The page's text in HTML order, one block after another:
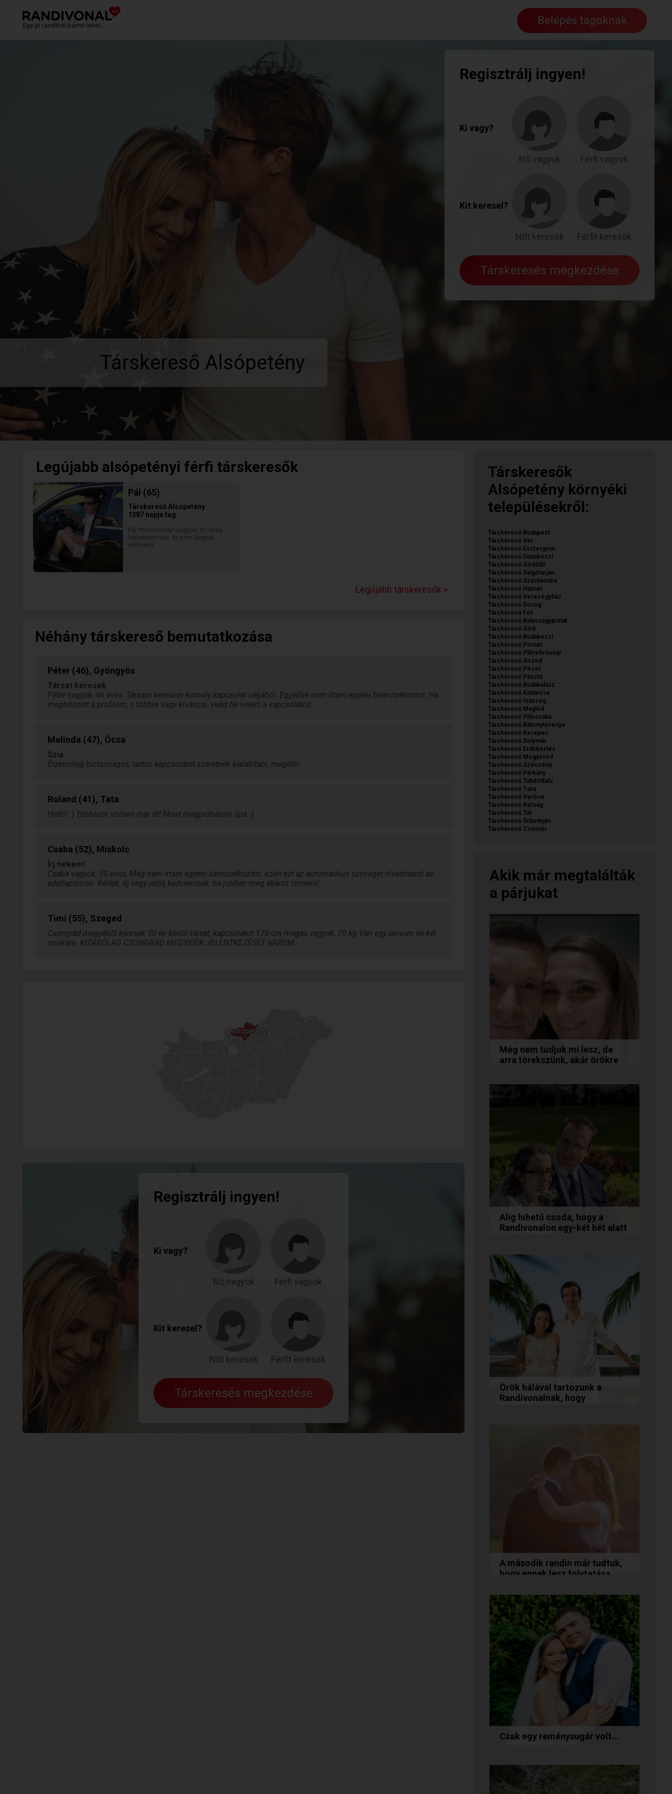
Egy jó randiból bármi lehet. Belépés tagoknak
Társkereső Alsópetény
Regisztrálj ingyen!
Ki vagy?
Nő vagyok Férfi vagyok
Kit keresel?
Nőt keresek Férfit keresek
Társkeresés megkezdése
Legújabb alsópetényi férfi társkeresők
Pál (65)
Társkereső Alsópetény
1387 napja tag
Pál *moderálva* vagyok, 61 éves,
lakhelyem Vác. Itt nem vagyok
előfizető!
Legújabb társkeresők >
Néhány társkereső bemutatkozása
Péter (46), Gyöngyös
Társat keresek
Péter vagyok, 46 éves. Társam keresem komoly kapcsolat céljából. Egyelőre nem írtam egyéni bemutatkozást. Ha
megtetszett a profilom, s többre vagy kíváncsi, vedd fel velem a kapcsolatot!
Melinda (47), Ócsa
Szia.
Érzelmileg biztonsàgos, tartós kapcsolatot szeretnék kialakítani, megélni.
Roland (41), Tata
Helló! :) Többszőr voltam már itt! Most megpróbálom újra :)
Csaba (52), Miskolc
Írj nekem!
Csaba vagyok, 50 éves, Még nem írtam egyéni bemutatkozást, ezért ezt az automatikus szöveget olvashatod az
adatlapomon. Kérlek, írj vagy jelölj kedvencnek, ha jobban meg akarsz ismerni!
Timi (55), Szeged
Csongrád megyéből keresek 50 év körüli társat, kapcsolatot 170 cm magas vagyok, 70 kg Van egy lányom és két
unokám. KIZÁRÓLAG CSONGRÁD MEGYEIEK JELENTKEZÉSÉT VÁROM.
Alsópetény
Alsópetény
Regisztrálj ingyen!
Ki vagy?
Nő vagyok Férfi vagyok
Kit keresel?
Nőt keresek Férfit keresek
Társkeresés megkezdése
Társkeresők
Alsópetény környéki
településekről:
Társkereső Budapest
Társkereső Vác
Társkereső Esztergom
Társkereső Dunakeszi
Társkereső Gödöllő
Társkereső Salgótarján
Társkereső Szentendre
Társkereső Hatvan
Társkereső Veresegyház
Társkereső Dorog
Társkereső Fót
Társkereső Balassagyarmat
Társkereső Göd
Társkereső Budakeszi
Társkereső Pomáz
Társkereső Pilisvörösvár
Társkereső Aszód
Társkereső Pécel
Társkereső Pásztó
Társkereső Budakalász
Társkereső Kistarcsa
Társkereső Isaszeg
Társkereső Maglód
Társkereső Piliscsaba
Társkereső Bátonyterenye
Társkereső Kerepes
Társkereső Solymár
Társkereső Erdőkertes
Társkereső Mogyoród
Társkereső Szécsény
Társkereső Párkány
Társkereső Tahitótfalu
Társkereső Tura
Társkereső Verőce
Társkereső Rétság
Társkereső Tát
Társkereső Őrbottyán
Társkereső Csömör
Akik már megtalálták
a párjukat
Még nem tudjuk mi lesz, de
arra törekszünk, akár örökre
A következő levelet Katalin és
Alig hihető csoda, hogy a
Randivonalon egy-két hét alatt
Teodóra és Zsolt nem a
könnyebb utat választották,
hanem a szerelmet, amely
minden akadály legyőzésével
egyre erősebbé...
Örök hálával tartozunk a
Randivonalnak, hogy
A második randin már tudtuk,
hogy ennek lesz folytatása...
Jocó küldte nekünk, akik a
Randivonal oldalán találták meg
egymást. Sok boldogságot...
Csak egy reménysugár volt...
megtalálták egymást az oldalon.
Sok boldogságot kívánunk...